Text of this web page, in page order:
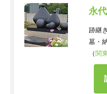
永
跡継
墓・
（関